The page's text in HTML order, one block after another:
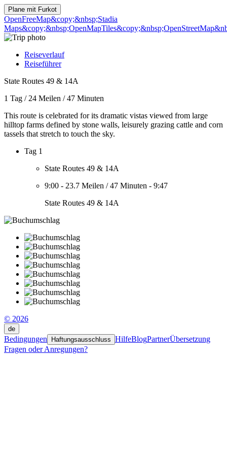
Plane mit Furkot
OpenFreeMap&copy;&nbsp;Stadia
Maps&copy;&nbsp;OpenMapTiles
Reiseverlauf
Reiseführer
State Routes 49 & 14A
1 Tag / 24 Meilen /47 Minuten
This route is celebrated for its dramatic vistas viewed from large
hilltop farms defined by stone walls, leisurely grazing cattle and corn
tassels that stretch to touch the sky.
Tag 1
State Routes 49 & 14A
9:00 - 23.7 Meilen /47 Minuten - 9:47
State Routes 49 & 14A
© 2026
de
Bedingungen Haftungsausschluss HilfeBlogPartnerÜbersetzung
Fragen oder Anregungen?